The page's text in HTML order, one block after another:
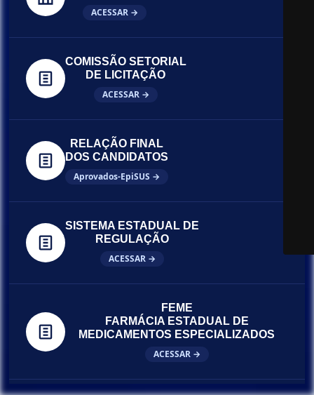
ACESSAR →
COMISSÃO SETORIAL
DE LICITAÇÃO
ACESSAR →
RELAÇÃO FINAL
DOS CANDIDATOS
Aprovados-EpiSUS →
SISTEMA ESTADUAL DE
REGULAÇÃO
ACESSAR →
FEME
FARMÁCIA ESTADUAL DE
MEDICAMENTOS ESPECIALIZADOS
ACESSAR →